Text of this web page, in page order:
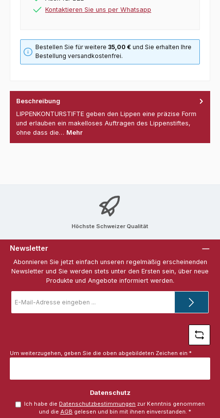
Kontaktieren Sie uns per Whatsapp
Bestellen Sie für weitere35,00 € und Sie erhalten Ihre
Bestellung versandkostenfrei.
Beschreibung
LIPPENKONTURSTIFTE geben den Lippen eine präzise Form
und erlauben ein makelloses Auftragen des Lippenstiftes,
ohne dass die… Mehr
Höchste Schweizer Qualität
Newsletter
Abonnieren Sie jetzt einfach unseren regelmäßig erscheinenden
Newsletter und Sie werden stets unter den Ersten sein, über neue
Produkte und Angebote informiert werden.
Mail-
Adresse
Um weiterzugehen, geben Sie die oben abgebildeten Zeichen ein *
Datenschutz
Ich habe die Datenschutzbestimmungen zur Kenntnis genommen
und die AGB gelesen und bin mit ihnen einverstanden. *